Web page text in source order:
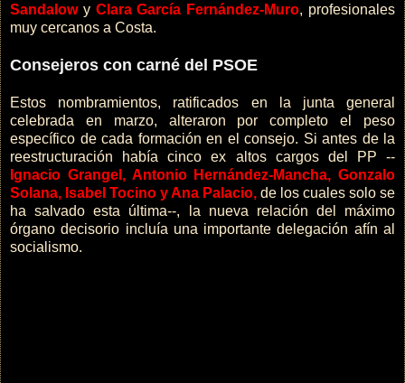
Sandalow y Clara García Fernández-Muro, profesionales
muy cercanos a Costa.
Consejeros con carné del PSOE
Estos nombramientos, ratificados en la junta general
celebrada en marzo, alteraron por completo el peso
específico de cada formación en el consejo. Si antes de la
reestructuración había cinco ex altos cargos del PP --
Ignacio Grangel, Antonio Hernández-Mancha, Gonzalo
Solana, Isabel Tocino y Ana Palacio, de los cuales solo se
ha salvado esta última--, la nueva relación del máximo
órgano decisorio incluía una importante delegación afín al
socialismo.